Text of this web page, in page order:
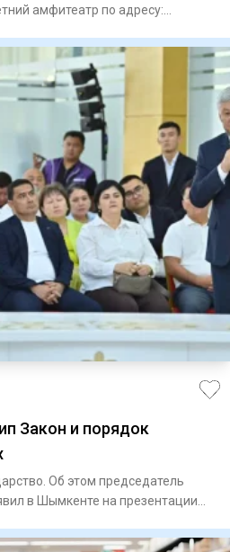
амфитеатр по адресу:
Закон и порядок
Об этом председатель
в Шымкенте на презентации